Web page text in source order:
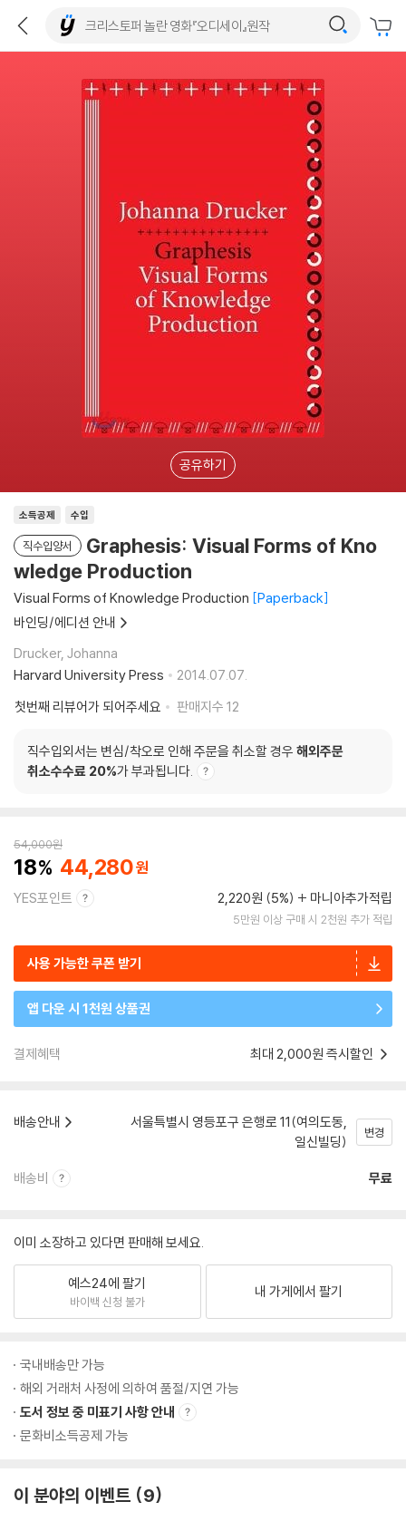
공유하기
소득공제 수입
직수입양서
Graphesis: Visual Forms of Kno
wledge Production
Visual Forms of Knowledge Production Paperback
바인딩/에디션 안내
Drucker, Johanna
Harvard University Press
2014.07.07.
첫번째 리뷰어가 되어주세요
판매지수 12
직수입외서는 변심/착오로 인해 주문을 취소할 경우 해외주문
취소수수료 20%가 부과됩니다.
54,000원
18 44,280
YES포인트 2,220원 (5%) 마니아추가적립
5만원 이상 구매 시 2천원 추가 적립
사용 가능한 쿠폰 받기
앱 다운 시 1천원 상품권
결제혜택 최대 2,000원 즉시할인
배송안내
서울특별시 영등포구 은행로 11(여의도동,
일신빌딩)
변경
배송비 무료
이미 소장하고 있다면 판매해 보세요.
예스24에 팔기
바이백 신청 불가
내 가게에서 팔기
국내배송만 가능
해외 거래처 사정에 의하여 품절/지연 가능
도서 정보 중 미표기 사항 안내
문화비소득공제 가능
이 분야의 이벤트 9